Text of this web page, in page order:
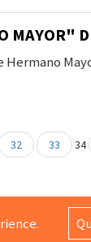
MAYOR"
32 33 34